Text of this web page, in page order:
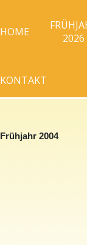
HOME
2026
KONTAKT
Frühjahr 2004